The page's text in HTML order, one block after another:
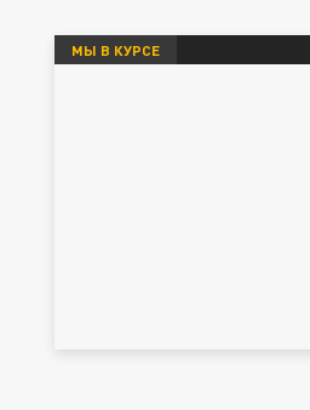
МЫ В КУРСЕ